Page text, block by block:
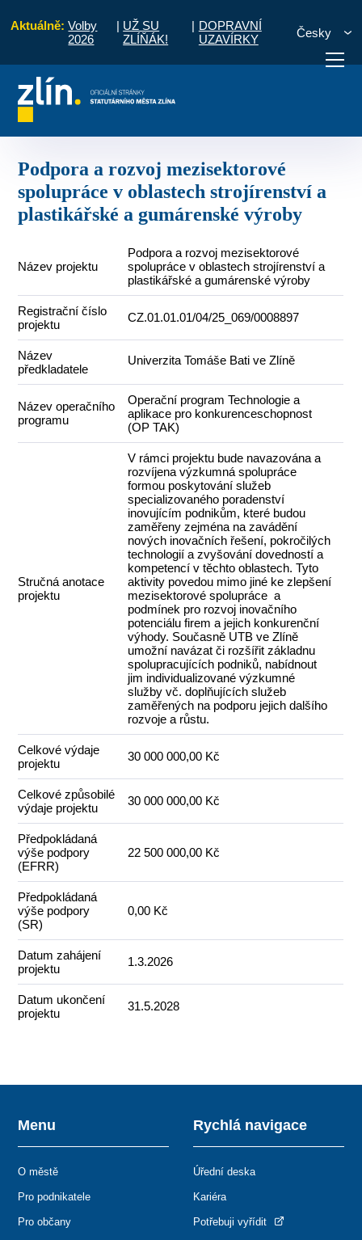
Aktuálně: Volby
2026
| UŽ SU
ZLÍŇÁK!
| DOPRAVNÍ
UZAVÍRKY
Česky
vyřídit Potřebuji zaplatit
Podpora a rozvoj mezisektorové
spolupráce v oblastech strojírenství a
plastikářské a gumárenské výroby
Název projektu
Podpora a rozvoj mezisektorové
spolupráce v oblastech strojírenství a
plastikářské a gumárenské výroby
Registrační číslo
projektu
CZ.01.01.01/04/25_069/0008897
Název
předkladatele
Univerzita Tomáše Bati ve Zlíně
Název operačního
programu
Operační program Technologie a
aplikace pro konkurenceschopnost
(OP TAK)
Stručná anotace
projektu
V rámci projektu bude navazována a
rozvíjena výzkumná spolupráce
formou poskytování služeb
specializovaného poradenství
inovujícím podnikům, které budou
zaměřeny zejména na zavádění
nových inovačních řešení, pokročilých
technologií a zvyšování dovedností a
kompetencí v těchto oblastech. Tyto
aktivity povedou mimo jiné ke zlepšení
mezisektorové spolupráce a
podmínek pro rozvoj inovačního
potenciálu firem a jejich konkurenční
výhody. Současně UTB ve Zlíně
umožní navázat či rozšířit základnu
spolupracujících podniků, nabídnout
jim individualizované výzkumné
služby vč. doplňujících služeb
zaměřených na podporu jejich dalšího
rozvoje a růstu.
Celkové výdaje
projektu
30 000 000,00 Kč
Celkové způsobilé
výdaje projektu
30 000 000,00 Kč
Předpokládaná
výše podpory
(EFRR)
22 500 000,00 Kč
Předpokládaná
výše podpory
(SR)
0,00 Kč
Datum zahájení
projektu
1.3.2026
Datum ukončení
projektu
31.5.2028
Menu
O městě
Pro podnikatele
Pro občany
Rychlá navigace
Úřední deska
Kariéra
Potřebuji vyřídit